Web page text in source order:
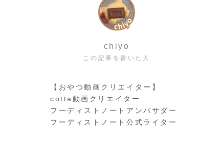
chiyo
この記事を書いた人
【おやつ動画クリエイター】
cotta動画クリエイター
フーディストノートアンバサダー
フーディストノート公式ライター